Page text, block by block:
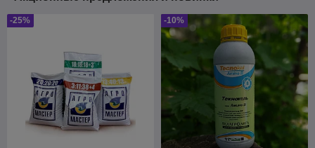
-25% -10%